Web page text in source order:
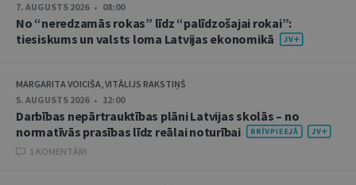
7. AUGUSTS 2026 • 08:00
No “neredzamās rokas” līdz “palīdzošajai rokai”:
tiesiskums un valsts loma Latvijas ekonomikā
MARGARITA VOICIŠA, VITĀLIJS RAKSTIŅŠ
5. AUGUSTS 2026 • 12:00
Darbības nepārtrauktības plāni Latvijas skolās – no
normatīvās prasības līdz reālai noturībai
1 KOMENTĀRI